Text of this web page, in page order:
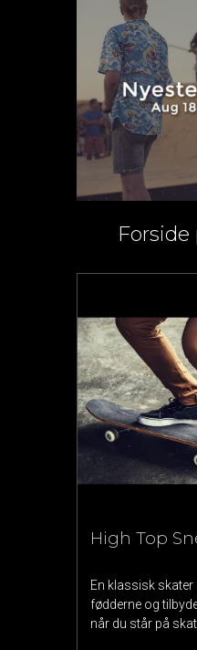
High Top
En klassisk
fødderne og
når du står på